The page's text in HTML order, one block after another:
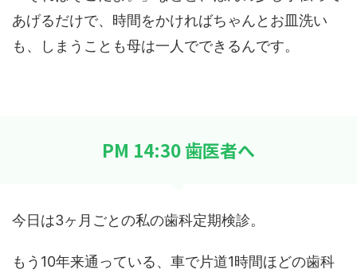
あげるだけで、時間をかければちゃんとお皿洗い
も、しまうことも母は一人でできるんです。
PM 14:30 歯医者へ
今日は3ヶ月ごとの私の歯科定期検診。
もう10年来通っている、車で片道1時間ほどの歯科